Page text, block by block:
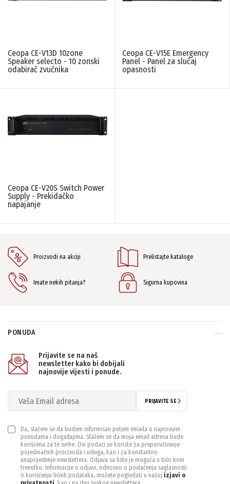
Ceopa CE-V13D 10zone
Speaker selecto - 10 zonski
odabirač zvučnika
Ceopa CE-V15E Emergency
Panel - Panel za slučaj
opasnosti
Ceopa CE-V20S Switch Power
Supply - Prekidačko
napajanje
Proizvodi na akciji Prelistajte kataloge
Imate nekih pitanja? Sigurna kupovina
PONUDA
Prijavite se na naš
newsletter kako bi dobijali
najnovije vijesti i ponude.
PRIJAVITE SE
Da, slažem se da budem informisan putem emaila o najnovijim
ponudama i događajima. Slažem se da moja email adresa bude
korišćena za te svrhe. Ovi podaci se koriste za preporučivanje
pojedinačnih proizvoda i usluga, kao i za konstantno
unaprijeđenje newslettera. Odjava sa liste je moguća u bilo kom
trenutku. Informacije o odjavi, odnosno o povlačenju saglasnosti
o korišćenju ličnih podataka, možete pogledati u našoj izjavi o